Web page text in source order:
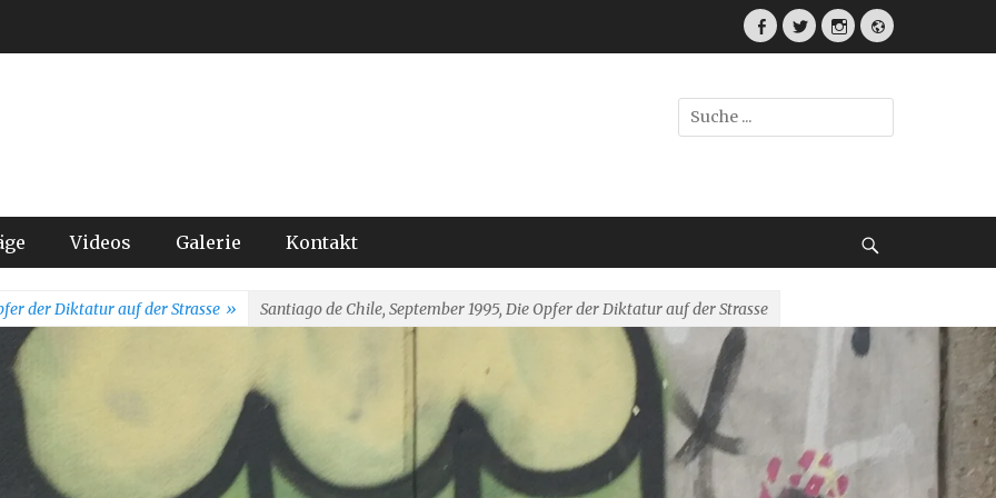
Facebook
TwitterInstagramWebseite
Suche
nach:
Videos Galerie Kontakt
der Diktatur auf der Strasse » Santiago de Chile, September 1995, Die Opfer der Diktatur auf der Strasse
im UNO-Sicherheitsrat.